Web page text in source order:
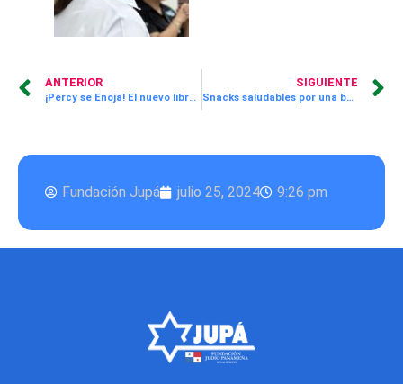
ANTERIOR
¡Percy se Enoja! El nuevo libro que causó sensación en nuestros chiquitines de Aprende Divirtiéndote
SIGUIENTE
Snacks saludables por una buena causa: Carrera-Caminata “Corazones que Laten”
Fundación Jupá julio 25, 2024 9:26 pm